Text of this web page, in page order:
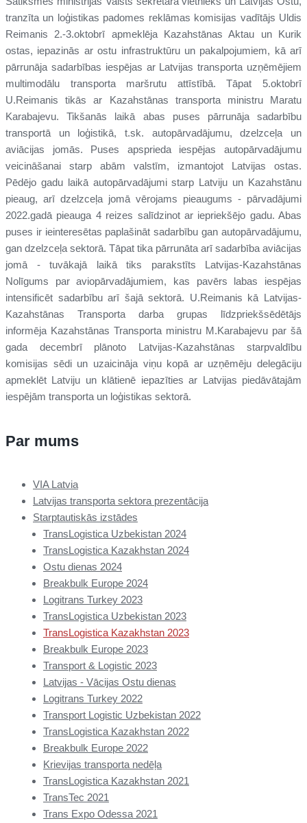
tranzīta un loģistikas padomes reklāmas komisijas vadītājs Uldis
Reimanis 2.-3.oktobrī apmeklēja Kazahstānas Aktau un Kurik
ostas, iepazinās ar ostu infrastruktūru un pakalpojumiem, kā arī
pārrunāja sadarbības iespējas ar Latvijas transporta uzņēmējiem
multimodālu transporta maršrutu attīstībā. Tāpat 5.oktobrī
U.Reimanis tikās ar Kazahstānas transporta ministru Maratu
Karabajevu. Tikšanās laikā abas puses pārrunāja sadarbību
transportā un loģistikā, t.sk. autopārvadājumu, dzelzceļa un
aviācijas jomās. Puses apsprieda iespējas autopārvadājumu
veicināšanai starp abām valstīm, izmantojot Latvijas ostas.
Pēdējo gadu laikā autopārvadājumi starp Latviju un Kazahstānu
pieaug, arī dzelzceļa jomā vērojams pieaugums - pārvadājumi
2022.gadā pieauga 4 reizes salīdzinot ar iepriekšējo gadu. Abas
puses ir ieinteresētas paplašināt sadarbību gan autopārvadājumu,
gan dzelzceļa sektorā. Tāpat tika pārrunāta arī sadarbība aviācijas
jomā - tuvākajā laikā tiks parakstīts Latvijas-Kazahstānas
Nolīgums par aviopārvadājumiem, kas pavērs labas iespējas
intensificēt sadarbību arī šajā sektorā. U.Reimanis kā Latvijas-
Kazahstānas Transporta darba grupas līdzpriekšsēdētājs
informēja Kazahstānas Transporta ministru M.Karabajevu par šā
gada decembrī plānoto Latvijas-Kazahstānas starpvaldību
komisijas sēdi un uzaicināja viņu kopā ar uzņēmēju delegāciju
apmeklēt Latviju un klātienē iepazīties ar Latvijas piedāvātajām
iespējām transporta un loģistikas sektorā.
Par mums
VIA Latvia
Latvijas transporta sektora prezentācija
Starptautiskās izstādes
TransLogistica Uzbekistan 2024
TransLogistica Kazakhstan 2024
Ostu dienas 2024
Breakbulk Europe 2024
Logitrans Turkey 2023
TransLogistica Uzbekistan 2023
TransLogistica Kazakhstan 2023
Breakbulk Europe 2023
Transport & Logistic 2023
Latvijas - Vācijas Ostu dienas
Logitrans Turkey 2022
Transport Logistic Uzbekistan 2022
TransLogistica Kazakhstan 2022
Breakbulk Europe 2022
Krievijas transporta nedēļa
TransLogistica Kazakhstan 2021
TransTec 2021
Trans Expo Odessa 2021